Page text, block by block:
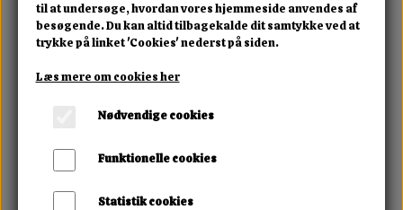
til at undersøge, hvordan vores hjemmeside anvendes af
besøgende. Du kan altid tilbagekalde dit samtykke ved at
trykke på linket 'Cookies' nederst på siden.
Læs mere om cookies her
Nødvendige cookies
Funktionelle cookies
Statistik cookies